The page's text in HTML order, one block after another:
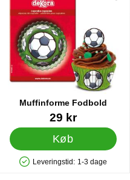
Muffinforme Fodbold
Varenr 1431329 kr
Køb
Produkttilgængelighed: På lager
Leveringstid: 1-3 dage